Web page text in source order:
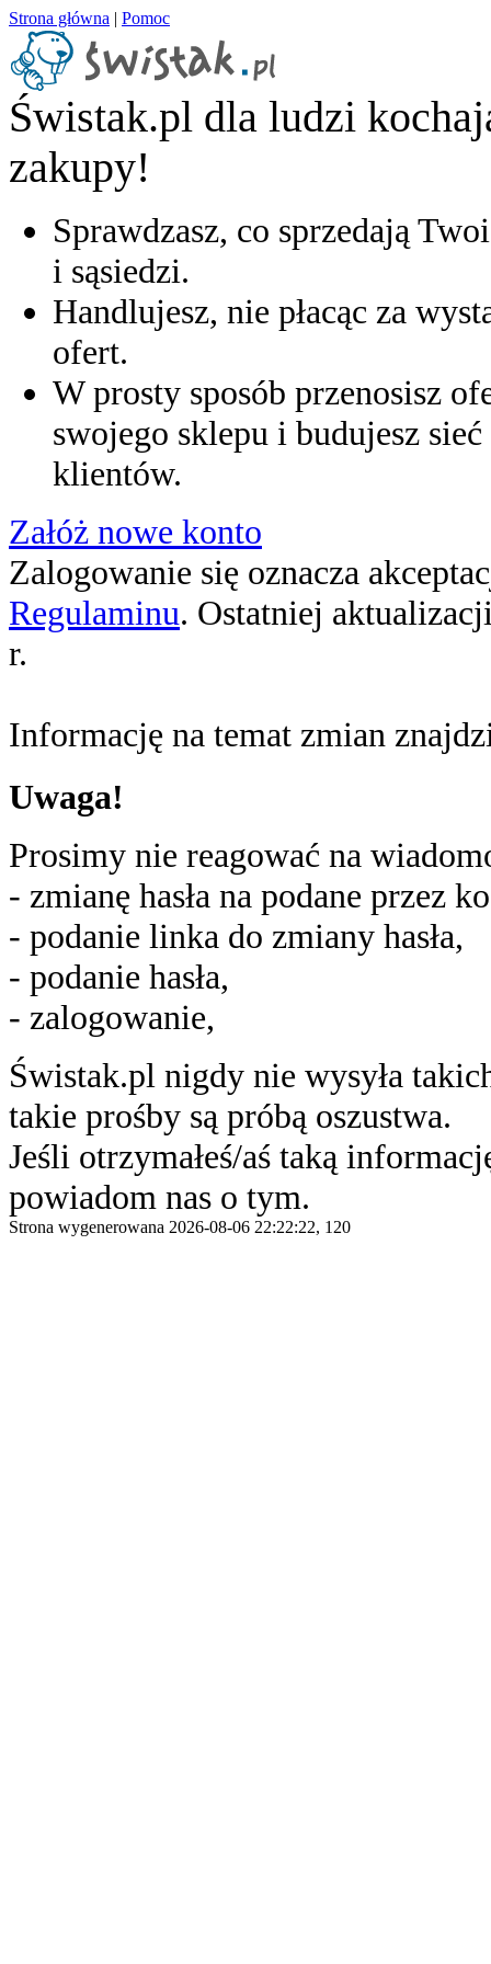
Strona główna | Pomoc
Świstak.pl dla ludzi
zakupy!
Sprawdzasz, co sprzedają
i sąsiedzi.
Handlujesz, nie płacąc za
ofert.
W prosty sposób przenosisz
swojego sklepu i budujesz sieć
klientów.
Załóż nowe konto
Zalogowanie się oznacza
Regulaminu. Ostatniej
r.
Informację na temat zmian
Uwaga!
Prosimy nie reagować na
- zmianę hasła na podane przez
- podanie linka do zmiany hasła,
- podanie hasła,
- zalogowanie,
Świstak.pl nigdy nie wysyła
takie prośby są próbą oszustwa.
Jeśli otrzymałeś/aś taką
powiadom nas o tym.
Strona wygenerowana 2026-08-06 22:22:22, 120